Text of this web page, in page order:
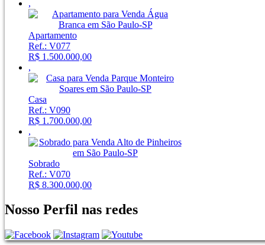
,
Apartamento
Ref.: V077
R$ 1.500.000,00
,
Casa
Ref.: V090
R$ 1.700.000,00
,
Sobrado
Ref.: V070
R$ 8.300.000,00
Nosso Perfil nas redes